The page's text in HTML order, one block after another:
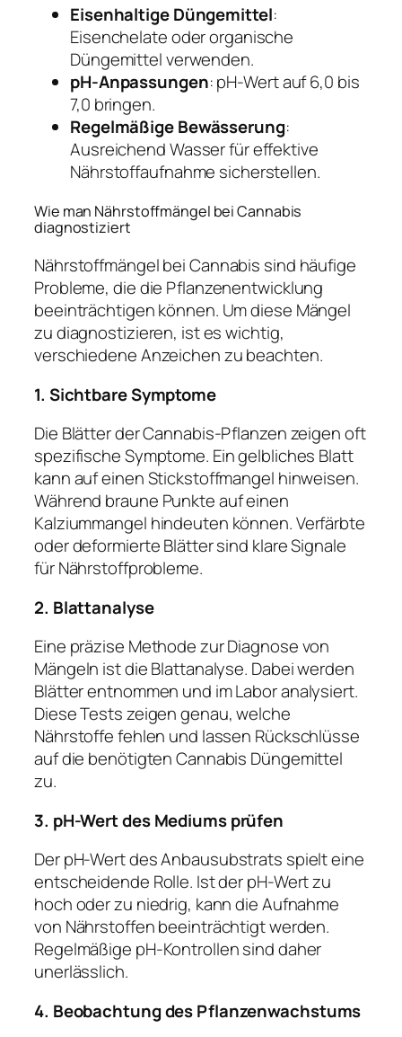
Eisenhaltige Düngemittel:
Eisenchelate oder organische
Düngemittel verwenden.
pH-Anpassungen: pH-Wert auf 6,0 bis
7,0 bringen.
Regelmäßige Bewässerung:
Ausreichend Wasser für effektive
Nährstoffaufnahme sicherstellen.
Wie man Nährstoffmängel bei Cannabis
diagnostiziert
Nährstoffmängel bei Cannabis sind häufige
Probleme, die die Pflanzenentwicklung
beeinträchtigen können. Um diese Mängel
zu diagnostizieren, ist es wichtig,
verschiedene Anzeichen zu beachten.
1. Sichtbare Symptome
Die Blätter der Cannabis-Pflanzen zeigen oft
spezifische Symptome. Ein gelbliches Blatt
kann auf einen Stickstoffmangel hinweisen.
Während braune Punkte auf einen
Kalziummangel hindeuten können. Verfärbte
oder deformierte Blätter sind klare Signale
für Nährstoffprobleme.
2. Blattanalyse
Eine präzise Methode zur Diagnose von
Mängeln ist die Blattanalyse. Dabei werden
Blätter entnommen und im Labor analysiert.
Diese Tests zeigen genau, welche
Nährstoffe fehlen und lassen Rückschlüsse
auf die benötigten Cannabis Düngemittel
zu.
3. pH-Wert des Mediums prüfen
Der pH-Wert des Anbausubstrats spielt eine
entscheidende Rolle. Ist der pH-Wert zu
hoch oder zu niedrig, kann die Aufnahme
von Nährstoffen beeinträchtigt werden.
Regelmäßige pH-Kontrollen sind daher
unerlässlich.
4. Beobachtung des Pflanzenwachstums